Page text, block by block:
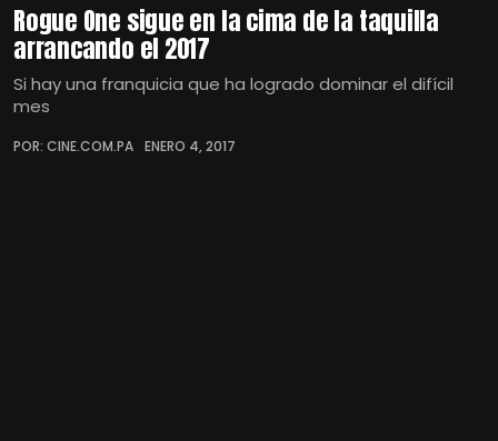
Rogue One sigue en la cima de la taquilla
arrancando el 2017
Si hay una franquicia que ha logrado dominar el difícil
mes
POR: CINE.COM.PA ENERO 4, 2017